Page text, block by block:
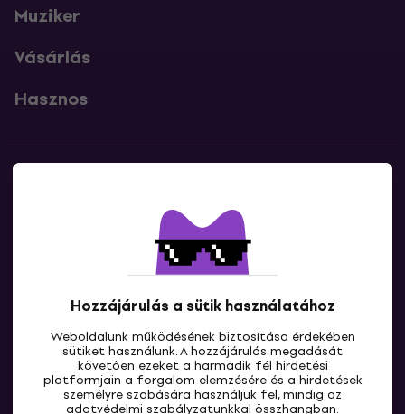
Hozzájárulás a sütik használatához
Weboldalunk működésének biztosítása érdekében
sütiket használunk. A hozzájárulás megadását
követően ezeket a harmadik fél hirdetési
platformjain a forgalom elemzésére és a hirdetések
személyre szabására használjuk fel, mindig az
adatvédelmi szabályzatunkkal összhangban.
Muziker
Vásárlás
Hasznos
Lépj kapcsolatba velünk
HU